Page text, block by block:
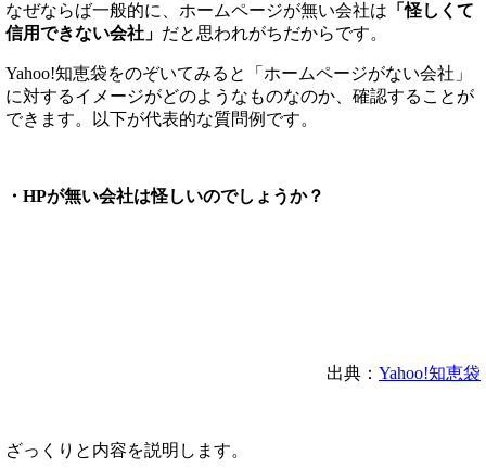
なぜならば一般的に、ホームページが無い会社は 「怪しくて
信用できない会社」 だと思われがちだからです。
Yahoo!知恵袋をのぞいてみると「ホームページがない会社」
に対するイメージがどのようなものなのか、確認することが
できます。以下が代表的な質問例です。
・HPが無い会社は怪しいのでしょうか？
出典： Yahoo!知恵袋
ざっくりと内容を説明します。